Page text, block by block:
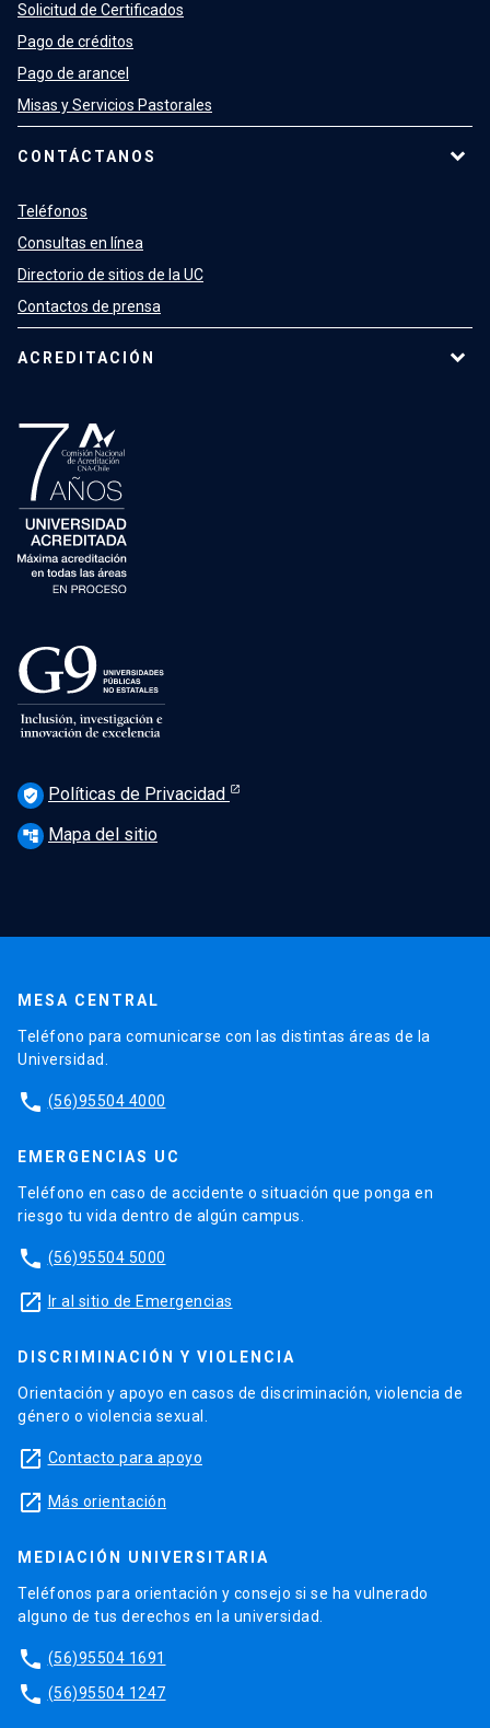
Solicitud de Certificados
Pago de créditos
Pago de arancel
Misas y Servicios Pastorales
CONTÁCTANOS
Teléfonos
Consultas en línea
Directorio de sitios de la UC
Contactos de prensa
ACREDITACIÓN
verified_user Políticas de Privacidad
account_tree Mapa del sitio
MESA CENTRAL
Teléfono para comunicarse con las distintas áreas de la
Universidad.
phone (56)95504 4000
EMERGENCIAS UC
Teléfono en caso de accidente o situación que ponga en
riesgo tu vida dentro de algún campus.
phone (56)95504 5000
launch Ir al sitio de Emergencias
DISCRIMINACIÓN Y VIOLENCIA
Orientación y apoyo en casos de discriminación, violencia de
género o violencia sexual.
launch Contacto para apoyo
launch Más orientación
MEDIACIÓN UNIVERSITARIA
Teléfonos para orientación y consejo si se ha vulnerado
alguno de tus derechos en la universidad.
phone (56)95504 1691
phone (56)95504 1247